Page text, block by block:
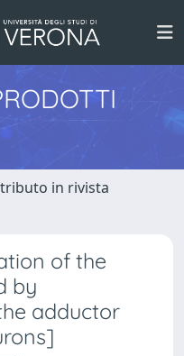
in rivista
of the
by
adductor